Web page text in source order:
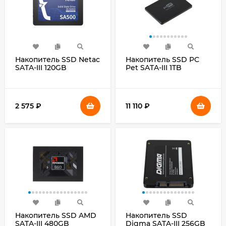
Накопитель SSD Netac
SATA-III 120GB
2 575 ₽
Накопитель SSD PC
Pet SATA-III 1TB
11 110 ₽
Накопитель SSD AMD
SATA-III 480GB
Накопитель SSD
Digma SATA-III 256GB